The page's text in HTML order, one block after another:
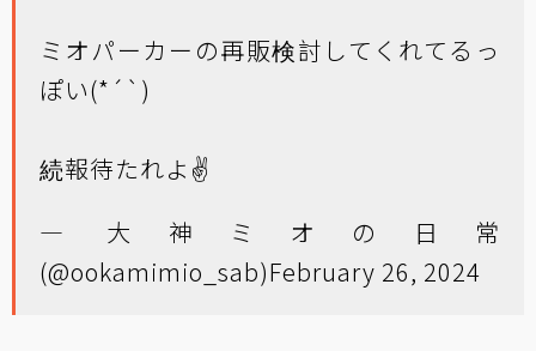
ミオパーカーの再販検討してくれてるっ
ぽい(*´`)
続報待たれよ✌️
— 大神ミオの日常
(@ookamimio_sab)February 26, 2024